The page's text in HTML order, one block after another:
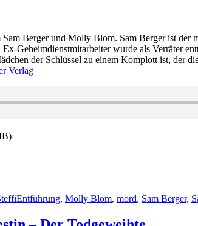
Berger und Molly Blom. Sam Berger ist
Geheimdienstmitarbeiter wurde als Verräter
der Schlüssel zu einem Komplott ist, der
Verlag
Entführung, Molly Blom, mord, Sam Berger,